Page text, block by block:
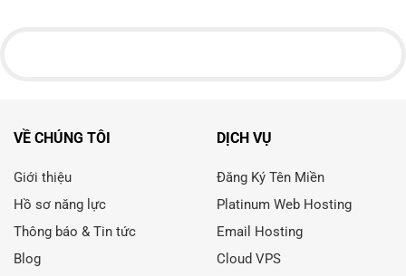
VỀ CHÚNG TÔI
Giới thiệu
Hồ sơ năng lực
Thông báo & Tin tức
Blog
DỊCH VỤ
Đăng Ký Tên Miền
Platinum Web Hosting
Email Hosting
Cloud VPS